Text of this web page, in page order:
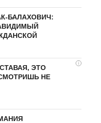
БАЛАХОВИЧ:
i
ЭТО
НЕ